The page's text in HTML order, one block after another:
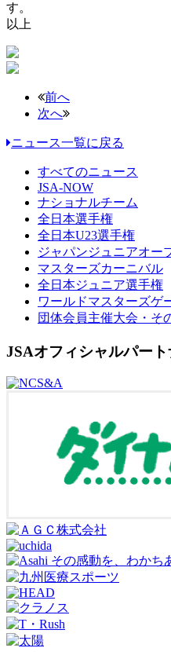
す。
以上
前へ
次へ
ニュース一覧に戻る
すべてのニュース
JSA-NOW
ナショナルチーム
全日本選手権
全日本U23選手権
ジャパンジュニアオー
マスターズカーニバル
全日本ジュニア選手権
ワールドマスターズゲ
団体会員主催大会・そ
JSAオフィシャルパート